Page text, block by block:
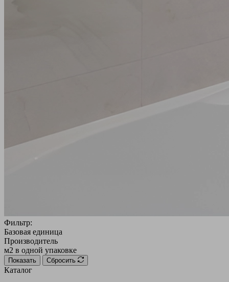
Фильтр:
Базовая единица
Производитель
м2 в одной упаковке
Показать Сбросить
Каталог